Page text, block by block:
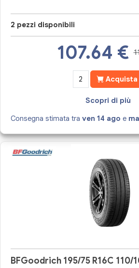
2 pezzi disponibili
107.64 €
Acquista
Scopri di più
Consegna stimata traven 14 ago e
BFGoodrich 195/75 R16C 110/